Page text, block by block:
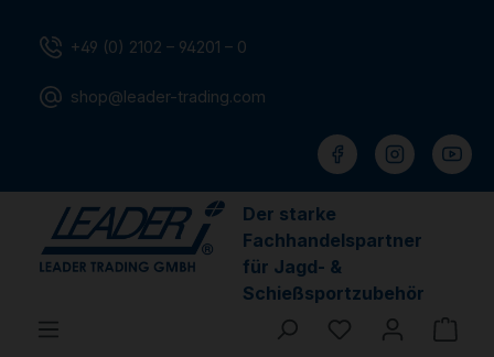
+49 (0) 2102 – 94201 – 0
shop@leader-trading.com
Der starke
Fachhandelspartner
für Jagd- &
Schießsportzubehör
Du hast 0